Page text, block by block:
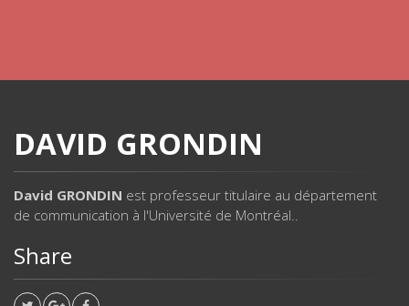
DAVID GRONDIN
David GRONDIN est professeur titulaire au département
de communication à l'Université de Montréal..
Share